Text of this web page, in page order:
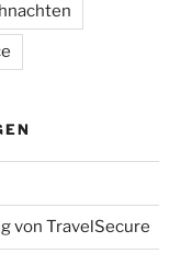
von TravelSecure